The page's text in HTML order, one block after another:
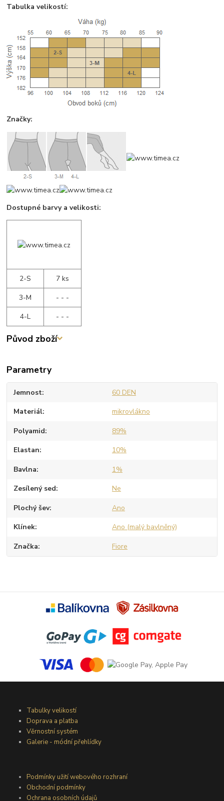
Tabulka velikostí:
Značky:
Dostupné barvy a velikosti:
2-S
7 ks
3-M
- - -
4-L
- - -
Původ zboží
Parametry
Jemnost 60 DEN
Materiál mikrovlákno
Polyamid 89%
Elastan 10%
Bavlna 1%
Zesílený sed Ne
Plochý šev Ano
Klínek Ano (malý bavlněný)
Značka Fiore
Tabulky velikostí
Doprava a platba
Věrnostní systém
Galerie - módní přehlídky
Podmínky užití webového rozhraní
Obchodní podmínky
Ochrana osobních údajů